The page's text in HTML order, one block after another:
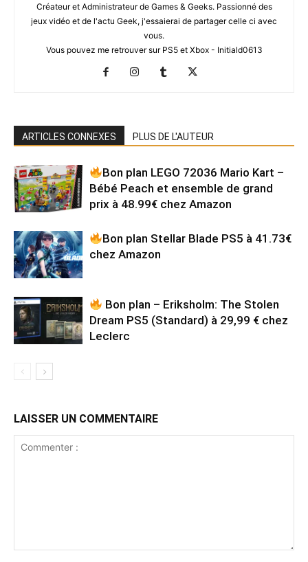
Créateur et Administrateur de Games & Geeks. Passionné des
jeux vidéo et de l'actu Geek, j'essaierai de partager celle ci avec
vous.
Vous pouvez me retrouver sur PS5 et Xbox - Initiald0613
ARTICLES CONNEXES PLUS DE L'AUTEUR
Bon plan LEGO 72036 Mario Kart –
Bébé Peach et ensemble de grand
prix à 48.99€ chez Amazon
Bon plan Stellar Blade PS5 à 41.73€
chez Amazon
Bon plan – Eriksholm: The Stolen
Dream PS5 (Standard) à 29,99 € chez
Leclerc
LAISSER UN COMMENTAIRE